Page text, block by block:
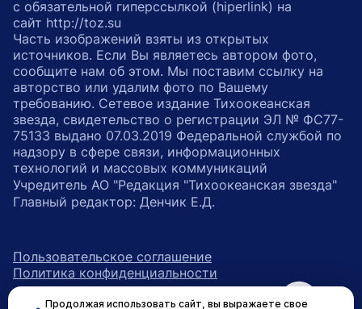
с обязательной гиперссылкой (hiperlink) на
сайт http://toz.su
Часть изображений взяты из открытых
источников. Если Вы являетесь автором фото,
сообщите нам об этом. Мы поставим ссылку на
авторство или удалим фото по Вашему
требованию. Сетевое издание Тихоокеанская
звезда, свидетельство о регистрации ЭЛ № ФС77-
75133 выдано 07.03.2019 Федеральной службой по
надзору в сфере связи, информационных
технологий и массовых коммуникаций
Учредитель АО "Редакция "Тихоокеанская звезда"
Главный редактор: Денчик Е.Д.
Пользовательское соглашение
Политика конфиденциальности
Продолжая использовать сайт, вы выражаете свое